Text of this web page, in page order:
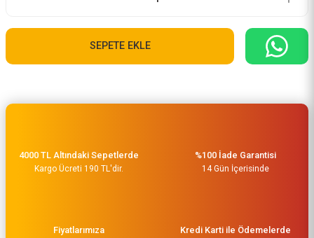
SEPETE EKLE
4000 TL Altındaki Sepetlerde
Kargo Ücreti 190 TL'dir.
%100 İade Garantisi
14 Gün İçerisinde
Fiyatlarımıza Kredi Karti ile Ödemelerde